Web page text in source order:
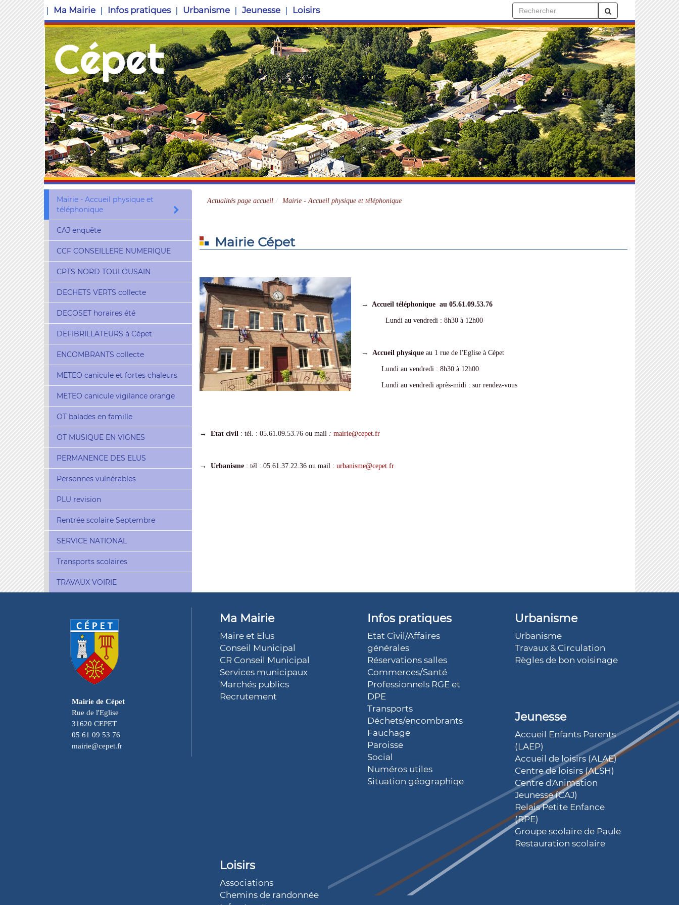
Ma Mairie Infos pratiques Urbanisme Jeunesse Loisirs
Cépet
Site officiel
Actualités page accueil Mairie - Accueil physique et téléphonique
Mairie Cépet
→ Accueil téléphonique au 05.61.09.53.76
Lundi au vendredi : 8h30 à 12h00
→ Accueil physiqueau 1 rue de l'Eglise à Cépet
Lundi au vendredi : 8h30 à 12h00
Lundi au vendredi après-midi : sur rendez-vous
→ Etat civil: tél. : 05.61.09.53.76 ou mail : mairie@cepet.fr
→ Urbanisme: tél : 05.61.37.22.36 ou mail : urbanisme@cepet.fr
Mairie - Accueil physique et
téléphonique
CAJ enquête
CCF CONSEILLERE NUMERIQUE
CPTS NORD TOULOUSAIN
DECHETS VERTS collecte
DECOSET horaires été
DEFIBRILLATEURS à Cépet
ENCOMBRANTS collecte
METEO canicule et fortes chaleurs
METEO canicule vigilance orange
OT balades en famille
OT MUSIQUE EN VIGNES
PERMANENCE DES ELUS
Personnes vulnérables
PLU revision
Rentrée scolaire Septembre
SERVICE NATIONAL
Transports scolaires
TRAVAUX VOIRIE
Mairie de Cépet
Rue de l'Eglise
31620 CEPET
05 61 09 53 76
mairie@cepet.fr
Ma Mairie
Maire et Elus
Conseil Municipal
CR Conseil Municipal
Services municipaux
Marchés publics
Recrutement
Infos pratiques
Etat Civil/Affaires
générales
Réservations salles
Commerces/Santé
Professionnels RGE et
DPE
Transports
Déchets/encombrants
Fauchage
Paroisse
Social
Numéros utiles
Situation géographiqe
Urbanisme
Urbanisme
Travaux & Circulation
Règles de bon voisinage
Jeunesse
Accueil Enfants Parents
(LAEP)
Accueil de loisirs (ALAE)
Centre de loisirs (ALSH)
Centre d'Animation
Jeunesse (CAJ)
Relais Petite Enfance
(RPE)
Groupe scolaire de Paule
Restauration scolaire
Loisirs
Associations
Chemins de randonnée